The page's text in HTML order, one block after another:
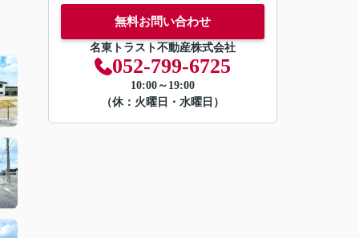
無料お問い合わせ
名東トラスト不動産株式会社
052-799-6725
10:00～19:00
（休：火曜日・水曜日）